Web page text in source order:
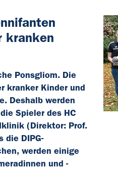
kranken
Ponsgliom. Die
kranker Kinder und
Deshalb werden
Spieler des HC
(Direktor: Prof.
die DIPG-
werden einige
und -